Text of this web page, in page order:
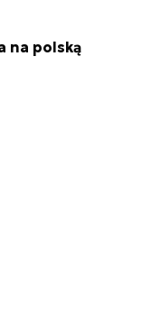
na polską